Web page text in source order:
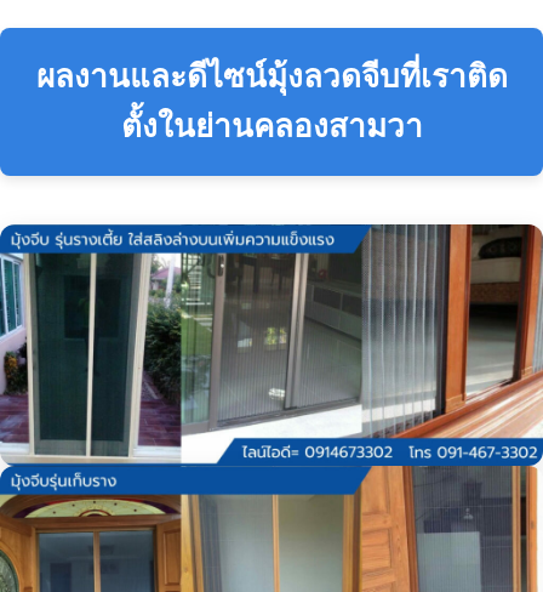
ผลงานและดีไซน์มุ้งลวดจีบที่เราติด
ตั้งในย่านคลองสามวา